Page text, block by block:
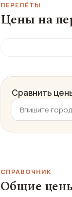
ПЕРЕЛЁТЫ
Цены на
Сравнить
СПРАВОЧНИК
Общие